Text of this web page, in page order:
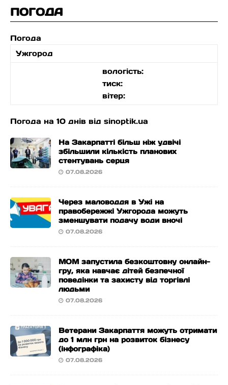
ПОГОДА
Погода
Ужгород
вологість:
тиск:
вітер:
Погода на 10 днів від sinoptik.ua
На Закарпатті більш ніж удвічі
збільшили кількість планових
стентувань серця
07.08.2026
Через маловоддя в Ужі на
правобережжі Ужгорода можуть
зменшувати подачу води вночі
07.08.2026
МОМ запустила безкоштовну онлайн-
гру, яка навчає дітей безпечної
поведінки та захисту від торгівлі
людьми
07.08.2026
Ветерани Закарпаття можуть отримати
до 1 млн грн на розвиток бізнесу
(інфографіка)
07.08.2026